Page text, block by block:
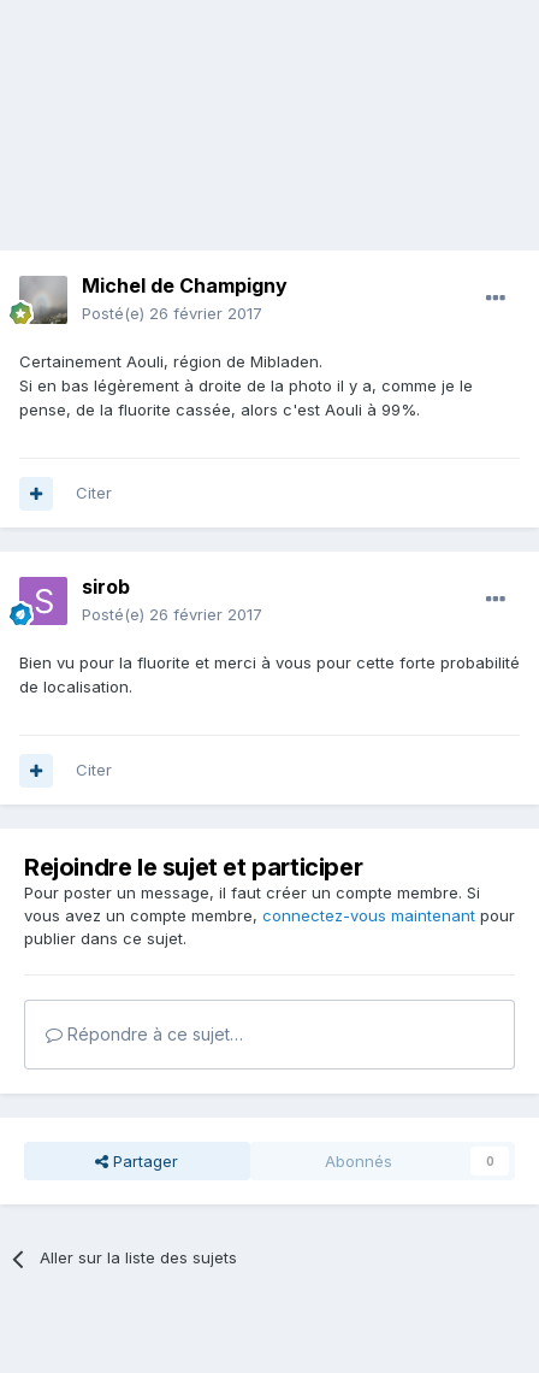
Michel de Champigny
Posté(e) 26 février 2017
Certainement Aouli, région de Mibladen.
Si en bas légèrement à droite de la photo il y a, comme je le
pense, de la fluorite cassée, alors c'est Aouli à 99%.
Citer
sirob
Posté(e) 26 février 2017
Bien vu pour la fluorite et merci à vous pour cette forte probabilité
de localisation.
Citer
Rejoindre le sujet et participer
Pour poster un message, il faut créer un compte membre. Si
vous avez un compte membre, connectez-vous maintenant pour
publier dans ce sujet.
Répondre à ce sujet…
Partager Abonnés 0
Aller sur la liste des sujets